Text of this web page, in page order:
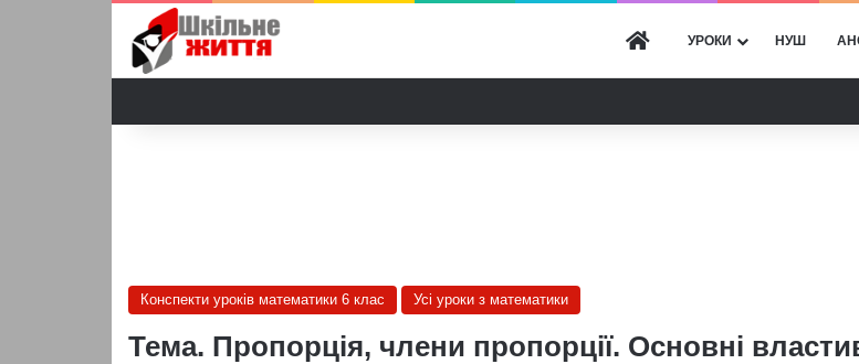
ГОЛОВНА
УРОКИ НУШ
Конспекти уроків математики 6 клас Усі уроки з математики
Тема. Пропорція, члени пропорції. Основні